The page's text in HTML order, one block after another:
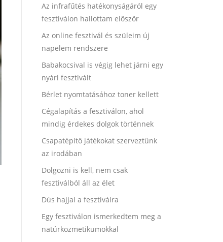
Az infrafűtés hatékonyságáról egy
fesztiválon hallottam először
Az online fesztivál és szüleim új
napelem rendszere
Babakocsival is végig lehet járni egy
nyári fesztivált
Bérlet nyomtatásához toner kellett
Cégalapítás a fesztiválon, ahol
mindig érdekes dolgok történnek
Csapatépítő játékokat szerveztünk
az irodában
Dolgozni is kell, nem csak
fesztiválból áll az élet
Dús hajjal a fesztiválra
Egy fesztiválon ismerkedtem meg a
natúrkozmetikumokkal